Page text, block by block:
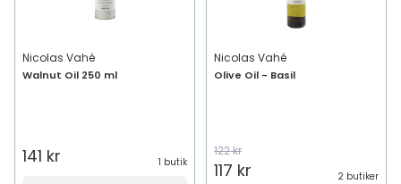
Nicolas Vahé
Walnut Oil 250 ml
141 kr 1 butik
Nicolas Vahé
Olive Oil - Basil
122 kr
117 kr 2 butiker